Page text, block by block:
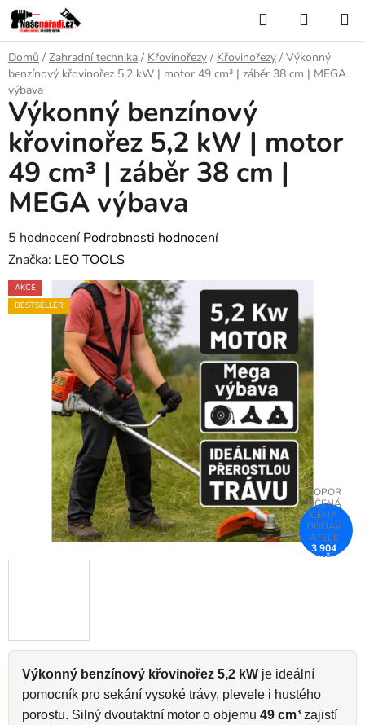
Přejít
na
obsah
Hledat
KOŠÍK
Domů / Zahradní technika / Křovinořezy / Křovinořezy / Výkonný
benzínový křovinořez 5,2 kW | motor 49 cm³ | záběr 38 cm | MEGA
výbava
Výkonný benzínový křovinořez 5,2 kW je ideální
pomocník pro sekání vysoké trávy, plevele i hustého
porostu. Silný dvoutaktní motor o objemu 49 cm³ zajistí
Výkonný benzínový
křovinořez 5,2 kW | motor
49 cm³ | záběr 38 cm |
MEGA výbava
Průměrné
hodnocení
produktu
je
hvězdiček.
5 hodnocení Podrobnosti hodnocení
Značka: LEO TOOLS
AKCE
BESTSELLER
3 904
KČ